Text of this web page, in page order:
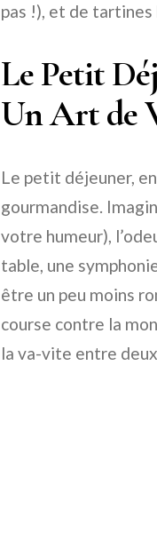
pas !), et de tartines
Le Petit
Un Art de
Le petit déjeuner,
gourmandise.
votre humeur),
table, une
être un peu moins
course contre la
la va-vite entre